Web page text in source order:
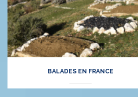
BALADES EN FRANCE